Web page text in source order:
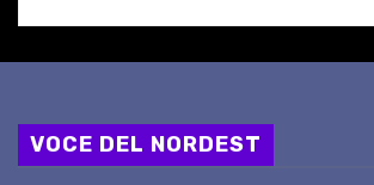
VOCE DEL NORDEST